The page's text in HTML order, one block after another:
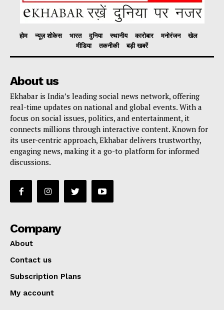
होम न्यूज़ शोकेस भारत दुनिया स्थानीय कारोबार मनोरंजन
खेल
मीडिया
तकनीकी बड़ी खबरें
About us
Ekhabar is India’s leading social news network, offering
real-time updates on national and global events. With a
focus on social issues, politics, and entertainment, it
connects millions through interactive content. Known for
its user-centric approach, Ekhabar delivers trustworthy,
engaging news, making it a go-to platform for informed
discussions.
Company
About
Contact us
Subscription Plans
My account